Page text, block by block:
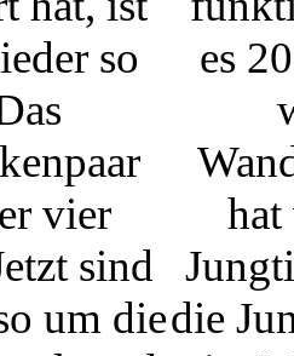
so
vier
sind
um die
es
die